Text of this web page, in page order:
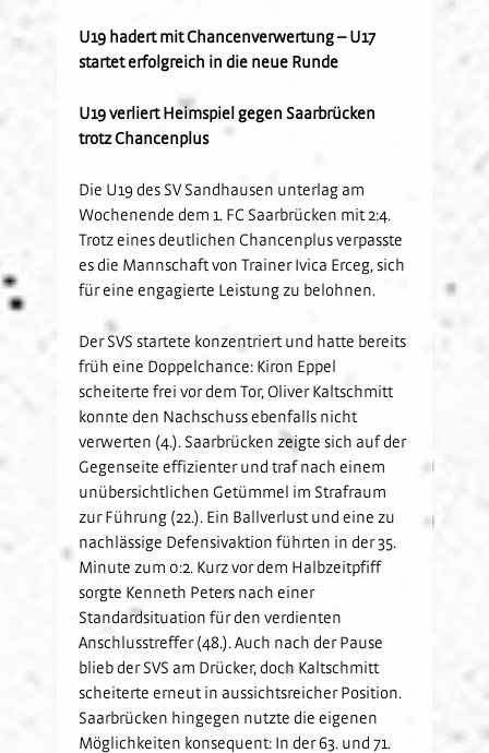
Fanclubs
Gästefans
Jetzt Mitglied werden
Nachhaltigkeit
Hast Du Nala gesehen?
Historie
Kids-Club
Hardtwald-Helden
Partner-Familie
Hospitality
Sponsoring
Partner-Events
Jobs
U17
U13
Förderteam
Schulkooperationen
Förderverein
U19 hadert mit Chancenverwertung – U17
startet erfolgreich in die neue Runde
U19 verliert Heimspiel gegen Saarbrücken
trotz Chancenplus
Die U19 des SV Sandhausen unterlag am
Wochenende dem 1. FC Saarbrücken mit 2:4.
Trotz eines deutlichen Chancenplus verpasste
es die Mannschaft von Trainer Ivica Erceg, sich
für eine engagierte Leistung zu belohnen.
Der SVS startete konzentriert und hatte bereits
früh eine Doppelchance: Kiron Eppel
scheiterte frei vor dem Tor, Oliver Kaltschmitt
konnte den Nachschuss ebenfalls nicht
verwerten (4.). Saarbrücken zeigte sich auf der
Gegenseite effizienter und traf nach einem
unübersichtlichen Getümmel im Strafraum
zur Führung (22.). Ein Ballverlust und eine zu
nachlässige Defensivaktion führten in der 35.
Minute zum 0:2. Kurz vor dem Halbzeitpfiff
sorgte Kenneth Peters nach einer
Standardsituation für den verdienten
Anschlusstreffer (48.). Auch nach der Pause
blieb der SVS am Drücker, doch Kaltschmitt
scheiterte erneut in aussichtsreicher Position.
Saarbrücken hingegen nutzte die eigenen
Möglichkeiten konsequent: In der 63. und 71.